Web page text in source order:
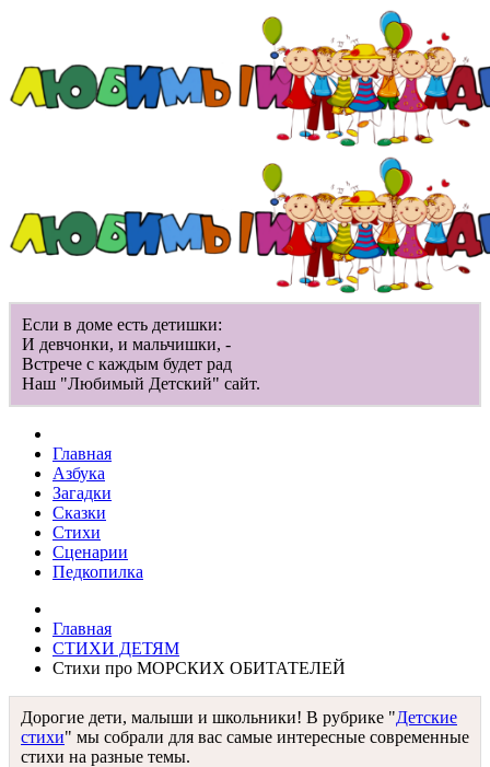
Если в доме есть детишки:
И девчонки, и мальчишки, -
Встрече с каждым будет рад
Наш "Любимый Детский" сайт.
Главная
Азбука
Загадки
Сказки
Стихи
Сценарии
Педкопилка
Главная
СТИХИ ДЕТЯМ
Стихи про МОРСКИХ ОБИТАТЕЛЕЙ
Дорогие дети, малыши и школьники! В рубрике "Детские
стихи" мы собрали для вас самые интересные современные
стихи на разные темы.